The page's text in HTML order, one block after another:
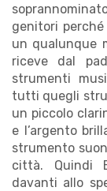
genitori
un qualunque
riceve dal
strumenti
tutti quegli
un piccolo
e l’argento
strumento
città. Quindi
davanti allo